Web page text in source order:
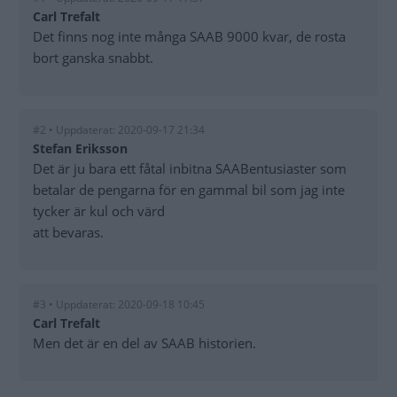
Carl Trefalt
Det finns nog inte många SAAB 9000 kvar, de rosta
bort ganska snabbt.
#2 • Uppdaterat: 2020-09-17 21:34
Stefan Eriksson
Det är ju bara ett fåtal inbitna SAABentusiaster som
betalar de pengarna för en gammal bil som jag inte
tycker är kul och värd
att bevaras.
#3 • Uppdaterat: 2020-09-18 10:45
Carl Trefalt
Men det är en del av SAAB historien.